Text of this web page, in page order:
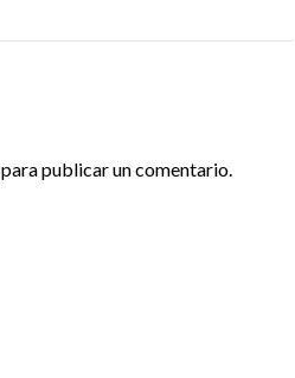
para publicar un comentario.